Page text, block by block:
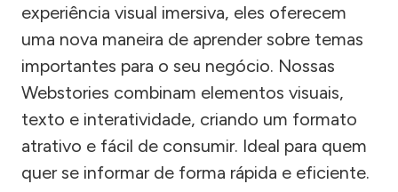
experiência visual imersiva, eles oferecem
uma nova maneira de aprender sobre temas
importantes para o seu negócio. Nossas
Webstories combinam elementos visuais,
texto e interatividade, criando um formato
atrativo e fácil de consumir. Ideal para quem
quer se informar de forma rápida e eficiente.